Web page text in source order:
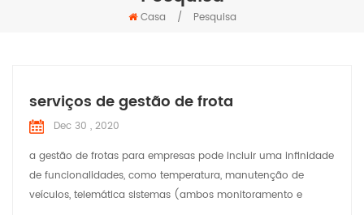
Casa / Pesquisa
serviços de gestão de frota
Dec 30 , 2020
a gestão de frotas para empresas pode incluir uma infinidade
de funcionalidades, como temperatura, manutenção de
veículos, telemática sistemas (ambos monitoramento e